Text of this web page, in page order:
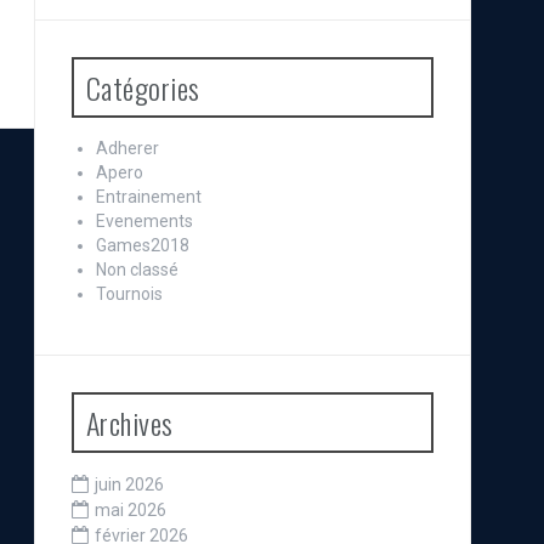
Catégories
Adherer
Apero
Entrainement
Evenements
Games2018
Non classé
Tournois
Archives
juin 2026
mai 2026
février 2026